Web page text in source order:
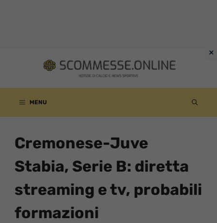
contenuto
MENU
Cremonese-Juve
Stabia, Serie B: diretta
streaming e tv, probabili
formazioni